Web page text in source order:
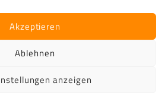
Akzeptieren
Ablehnen
anzeigen
Das Angebot richtet sich ausschließlich an
und zudem ausschließlich an
Verlage, ... [B2B] . Kein Verkauf an